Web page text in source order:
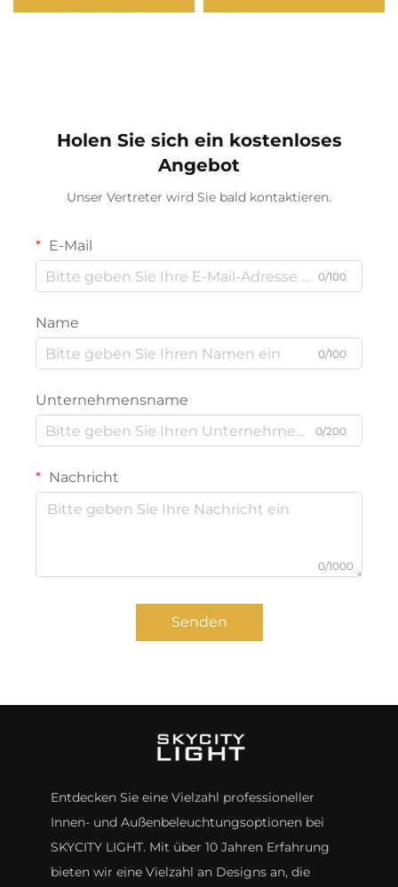
Tischleuchte,
Schreibtischlampe
Holen Sie sich ein kostenloses
Angebot
Unser Vertreter wird Sie bald kontaktieren.
E-Mail
0/100
Name
0/100
Unternehmensname
0/200
Nachricht
0/1000
Senden
Entdecken Sie eine Vielzahl professioneller
Innen- und Außenbeleuchtungsoptionen bei
SKYCITY LIGHT. Mit über 10 Jahren Erfahrung
bieten wir eine Vielzahl an Designs an, die